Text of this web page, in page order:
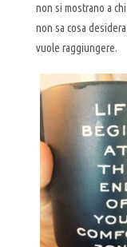
non si mostrano a
non sa cosa
vuole raggiungere.